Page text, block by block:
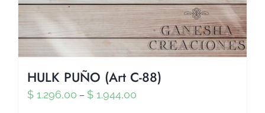
HULK PUÑO (Art C-88)
$ 1.296,00 – $ 1.944,00